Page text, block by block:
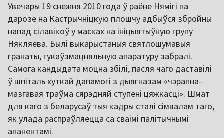
Увечары 19 снежня 2010 года ў раёне Нямігі па
дарозе на Кастрычніцкую плошчу адбыўся збройны
напад сілавікоў у масках на ініцыятыўную групу
Някляева. Былі выкарыстаныя святлошумавыя
гранаты, гукаўзмацняльную апаратуру забралі.
Самога кандыдата моцна збілі, пасля чаго даставілі
ў шпіталь хуткай дапамогі з дыягназам «чэрапна-
мазгавая траўма сярэдняй ступені цяжкасці». Шмат
для каго з беларусаў тыя кадры сталі сімвалам таго,
як улада распраўляецца са сваімі палітычнымі
апанентамі.